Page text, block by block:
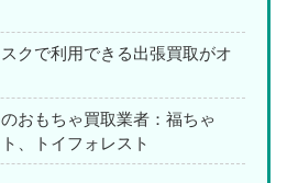
クで利用できる出張買取がオ
おもちゃ買取業者：福ちゃ
、トイフォレスト